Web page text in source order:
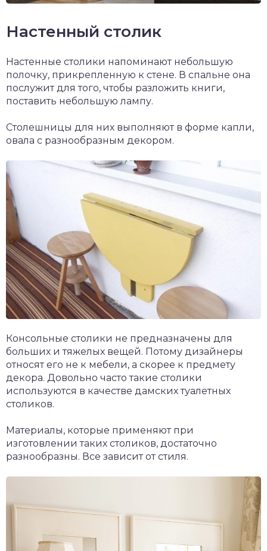
Настенный столик
Настенные столики напоминают небольшую
полочку, прикрепленную к стене. В спальне она
послужит для того, чтобы разложить книги,
поставить небольшую лампу.
Столешницы для них выполняют в форме капли,
овала с разнообразным декором.
Консольные столики не предназначены для
больших и тяжелых вещей. Потому дизайнеры
относят его не к мебели, а скорее к предмету
декора. Довольно часто такие столики
используются в качестве дамских туалетных
столиков.
Материалы, которые применяют при
изготовлении таких столиков, достаточно
разнообразны. Все зависит от стиля.